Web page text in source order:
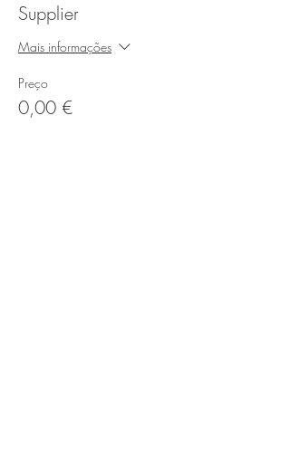
Supplier
Mais informações
Preço
0,00 €